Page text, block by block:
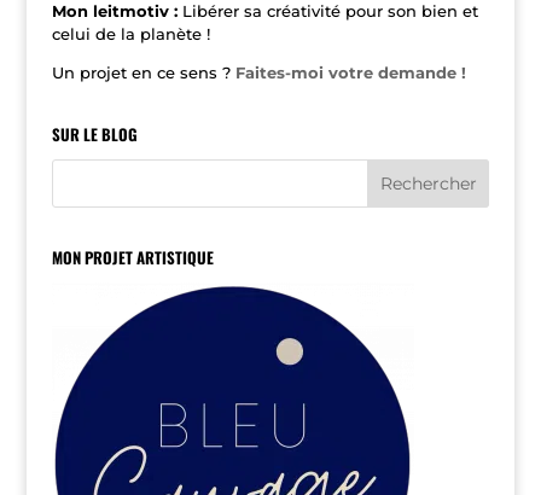
Mon leitmotiv : Libérer sa créativité pour son bien et
celui de la planète !
Un projet en ce sens ? Faites-moi votre demande !
SUR LE BLOG
MON PROJET ARTISTIQUE